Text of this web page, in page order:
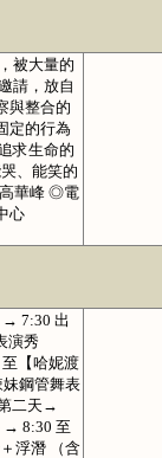
被大量的
請，放自
與整合的
定的行為
求生命的
、能笑的
華峰 ◎電
心
→ 7:30 出
演秀
【哈妮渡
鋼管舞表
二天→
→ 8:30 至
浮潛 （含